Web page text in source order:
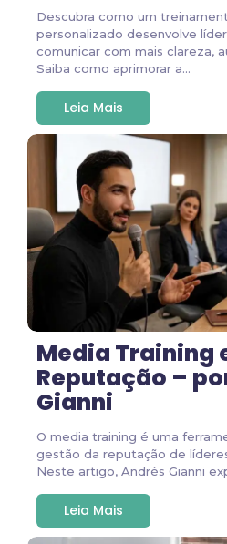
Descubra como um
personalizado desenvolve
comunicar com mais clareza,
Saiba como aprimorar a...
Leia Mais
Media Training
Reputação –
Gianni
O media training é uma
gestão da reputação de
Neste artigo, Andrés Gianni
Leia Mais